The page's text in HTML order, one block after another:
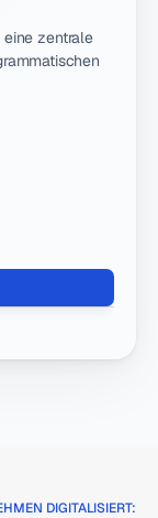
zentrale
DIGITALISIERT: